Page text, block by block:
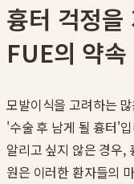
흉터 걱정을
FUE의 약속
모발이식을 고려하는
'수술 후 남게 될 흉터'
알리고 싶지 않은 경우,
원은 이러한 환자들의